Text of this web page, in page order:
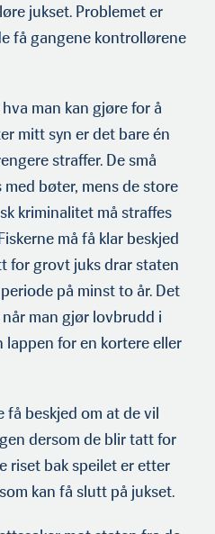
jukset. Problemet er
få gangene kontrollørene
man kan gjøre for å
mitt syn er det bare én
straffer. De små
bøter, mens de store
kriminalitet må straffes
må få klar beskjed
for grovt juks drar staten
på minst to år. Det
man gjør lovbrudd i
lappen for en kortere eller
få beskjed om at de vil
dersom de blir tatt for
riset bak speilet er etter
kan få slutt på jukset.